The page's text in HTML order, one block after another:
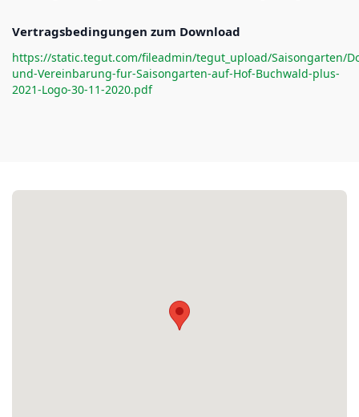
Vertragsbedingungen zum Download
https://static.tegut.com/fileadmin/tegut_upload/Saisongarten/
und-Vereinbarung-fur-Saisongarten-auf-Hof-Buchwald-plus-
2021-Logo-30-11-2020.pdf